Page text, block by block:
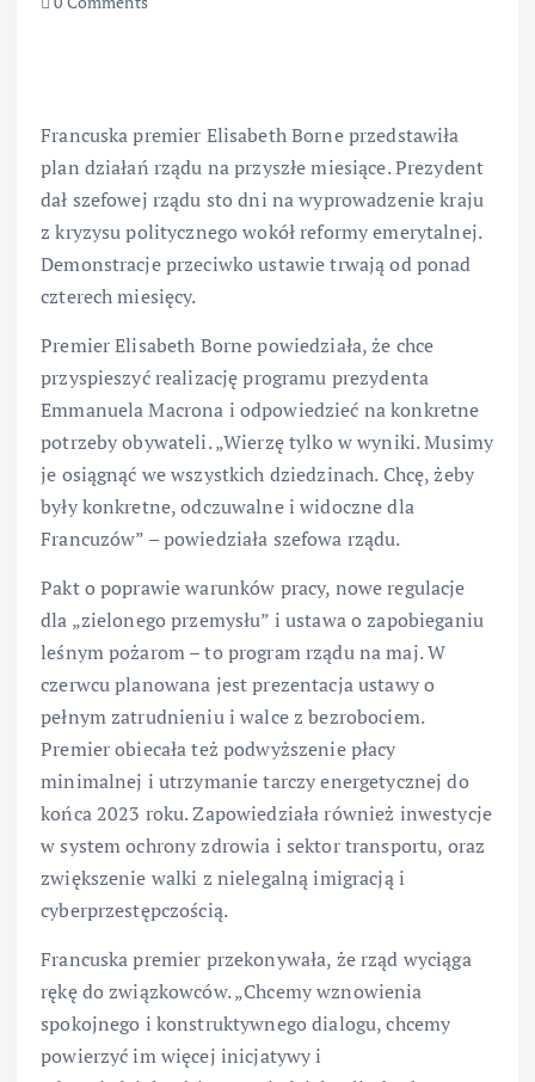
Francuska premier Elisabeth Borne przedstawiła
plan działań rządu na przyszłe miesiące. Prezydent
dał szefowej rządu sto dni na wyprowadzenie kraju
z kryzysu politycznego wokół reformy emerytalnej.
Demonstracje przeciwko ustawie trwają od ponad
czterech miesięcy.
Premier Elisabeth Borne powiedziała, że chce
przyspieszyć realizację programu prezydenta
Emmanuela Macrona i odpowiedzieć na konkretne
potrzeby obywateli. „Wierzę tylko w wyniki. Musimy
je osiągnąć we wszystkich dziedzinach. Chcę, żeby
były konkretne, odczuwalne i widoczne dla
Francuzów” – powiedziała szefowa rządu.
Pakt o poprawie warunków pracy, nowe regulacje
dla „zielonego przemysłu” i ustawa o zapobieganiu
leśnym pożarom – to program rządu na maj. W
czerwcu planowana jest prezentacja ustawy o
pełnym zatrudnieniu i walce z bezrobociem.
Premier obiecała też podwyższenie płacy
minimalnej i utrzymanie tarczy energetycznej do
końca 2023 roku. Zapowiedziała również inwestycje
w system ochrony zdrowia i sektor transportu, oraz
zwiększenie walki z nielegalną imigracją i
cyberprzestępczością.
Francuska premier przekonywała, że rząd wyciąga
rękę do związkowców. „Chcemy wznowienia
spokojnego i konstruktywnego dialogu, chcemy
powierzyć im więcej inicjatywy i